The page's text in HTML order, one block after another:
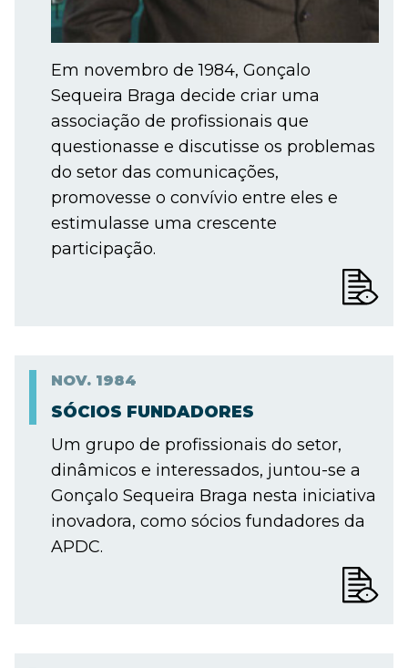
Em novembro de 1984, Gonçalo
Sequeira Braga decide criar uma
associação de profissionais que
questionasse e discutisse os problemas
do setor das comunicações,
promovesse o convívio entre eles e
estimulasse uma crescente
participação.
NOV. 1984
SÓCIOS FUNDADORES
Um grupo de profissionais do setor,
dinâmicos e interessados, juntou-se a
Gonçalo Sequeira Braga nesta iniciativa
inovadora, como sócios fundadores da
APDC.